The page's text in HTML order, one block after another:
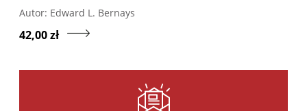
Autor: Otwórz w nowym oknie listę pozycji, których autorem
Edward L. Bernays
42,00 zł